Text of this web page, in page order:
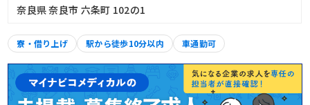
奈良県 奈良市 六条町 102の1
寮・借り上げ 駅から徒歩10分以内 車通勤可